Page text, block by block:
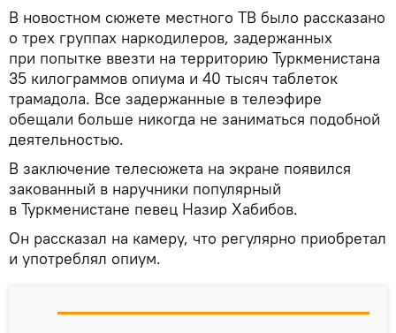
В новостном сюжете местного ТВ было рассказано
о трех группах наркодилеров, задержанных
при попытке ввезти на территорию Туркменистана
35 килограммов опиума и 40 тысяч таблеток
трамадола. Все задержанные в телеэфире
обещали больше никогда не заниматься подобной
деятельностью.
В заключение телесюжета на экране появился
закованный в наручники популярный
в Туркменистане певец Назир Хабибов.
Он рассказал на камеру, что регулярно приобретал
и употреблял опиум.